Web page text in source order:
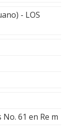
- LOS
61 en Re m